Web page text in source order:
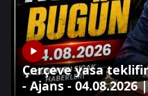
Çerçeve yasa
- Ajans - 04.08.2026